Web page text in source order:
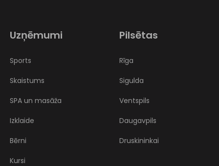
Uzņēmumi
Sports
Skaistums
SPA un masāža
Izklaide
Bērni
Kursi
Pilsētas
Rīga
Sigulda
Ventspils
Daugavpils
Druskininkai